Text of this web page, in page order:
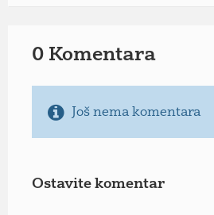
0 Komentara
Još nema komentara
Ostavite komentar